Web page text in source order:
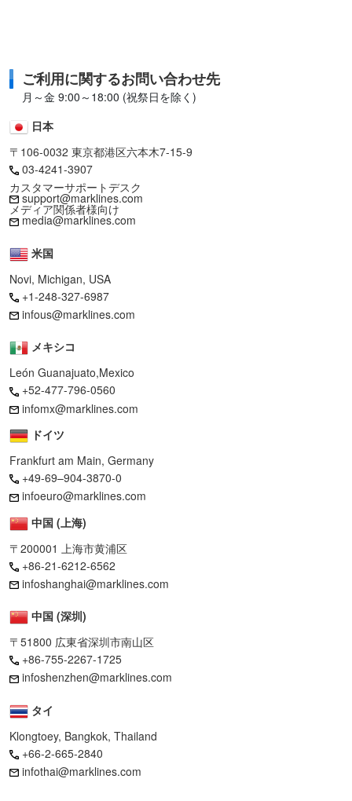
ご利用に関するお問い合わせ先
月～金 9:00～18:00 (祝祭日を除く)
日本
〒106-0032 東京都港区六本木7-15-9
03-4241-3907
カスタマーサポートデスク
support@marklines.com
メディア関係者様向け
media@marklines.com
米国
Novi, Michigan, USA
+1-248-327-6987
infous@marklines.com
メキシコ
León Guanajuato,Mexico
+52-477-796-0560
infomx@marklines.com
ドイツ
Frankfurt am Main, Germany
+49-69–904-3870-0
infoeuro@marklines.com
中国 (上海)
〒200001 上海市黄浦区
+86-21-6212-6562
infoshanghai@marklines.com
中国 (深圳)
〒51800 広東省深圳市南山区
+86-755-2267-1725
infoshenzhen@marklines.com
タイ
Klongtoey, Bangkok, Thailand
+66-2-665-2840
infothai@marklines.com